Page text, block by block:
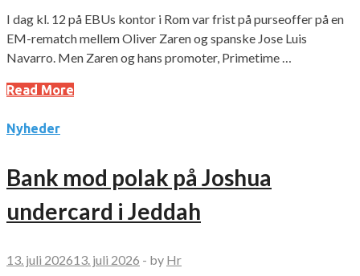
I dag kl. 12 på EBUs kontor i Rom var frist på purseoffer på en
EM-rematch mellem Oliver Zaren og spanske Jose Luis
Navarro. Men Zaren og hans promoter, Primetime …
Read More
Nyheder
Bank mod polak på Joshua
undercard i Jeddah
13. juli 202613. juli 2026 - by Hr